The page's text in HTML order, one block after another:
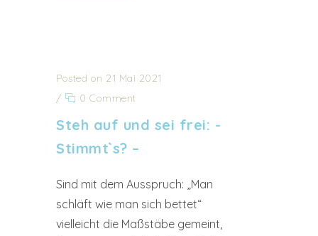
Posted on 21 Mai 2021
/
0 Comment
Steh auf und sei frei: -
Stimmt`s? –
Sind mit dem Ausspruch: „Man
schläft wie man sich bettet“
vielleicht die Maßstäbe gemeint,